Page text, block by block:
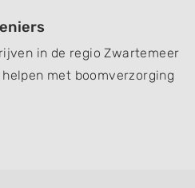
in de regio Zwartemeer
helpen met boomverzorging